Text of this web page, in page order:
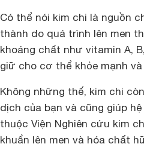
Có thể nói kim chi là nguồn
thành do quá trình lên men
khoáng chất như vitamin A,
giữ cho cơ thể khỏe mạnh
Không những thế, kim chi
dịch của bạn và cũng giúp
thuộc Viện Nghiên cứu kim
khuẩn lên men và hóa chất